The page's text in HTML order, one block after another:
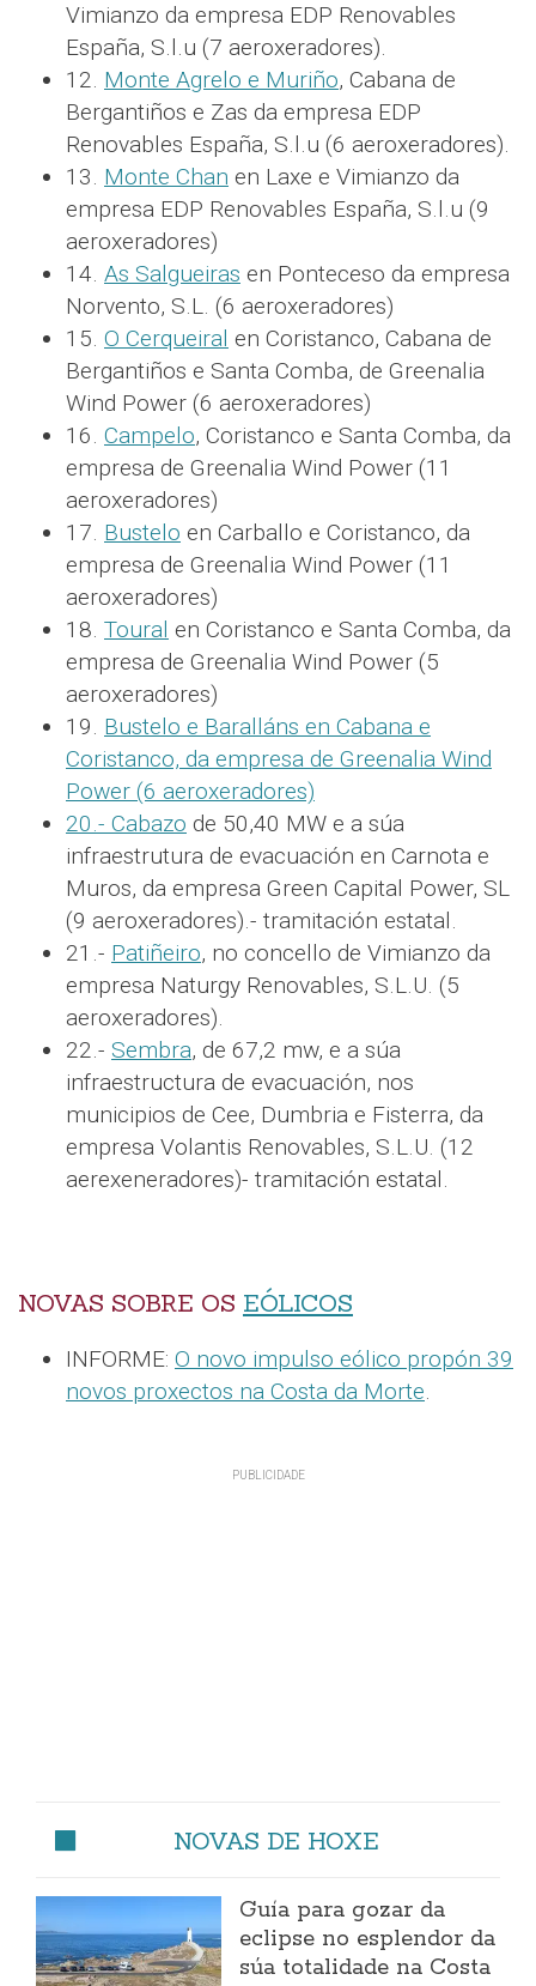
Vimianzo da empresa EDP Renovables
España, S.l.u (7 aeroxeradores).
12. Monte Agrelo e Muriño, Cabana de
Bergantiños e Zas da empresa EDP
Renovables España, S.l.u (6 aeroxeradores).
13. Monte Chan en Laxe e Vimianzo da
empresa EDP Renovables España, S.l.u (9
aeroxeradores)
14. As Salgueiras en Ponteceso da empresa
Norvento, S.L. (6 aeroxeradores)
15. O Cerqueiral en Coristanco, Cabana de
Bergantiños e Santa Comba, de Greenalia
Wind Power (6 aeroxeradores)
16. Campelo, Coristanco e Santa Comba, da
empresa de Greenalia Wind Power (11
aeroxeradores)
17. Bustelo en Carballo e Coristanco, da
empresa de Greenalia Wind Power (11
aeroxeradores)
18. Toural en Coristanco e Santa Comba, da
empresa de Greenalia Wind Power (5
aeroxeradores)
19. Bustelo e Baralláns en Cabana e
Coristanco, da empresa de Greenalia Wind
Power (6 aeroxeradores)
20.- Cabazo de 50,40 MW e a súa
infraestrutura de evacuación en Carnota e
Muros, da empresa Green Capital Power, SL
(9 aeroxeradores).- tramitación estatal.
21.- Patiñeiro, no concello de Vimianzo da
empresa Naturgy Renovables, S.L.U. (5
aeroxeradores).
22.- Sembra, de 67,2 mw, e a súa
infraestructura de evacuación, nos
municipios de Cee, Dumbria e Fisterra, da
empresa Volantis Renovables, S.L.U. (12
aerexeneradores)- tramitación estatal.
NOVAS SOBRE OS EÓLICOS
INFORME: O novo impulso eólico propón 39
novos proxectos na Costa da Morte.
NOVAS DE HOXE
Guía para gozar da
eclipse no esplendor da
súa totalidade na Costa